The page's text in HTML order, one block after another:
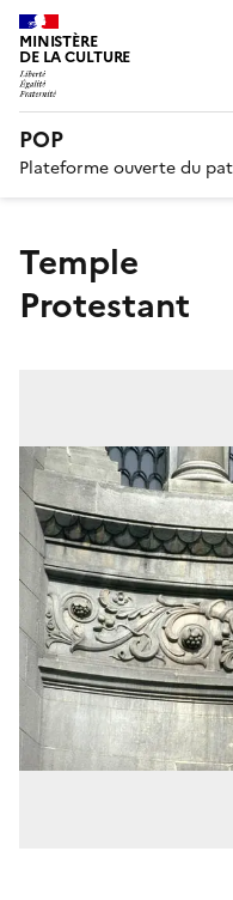
MINISTÈRE
DE LA CULTURE
POP
Plateforme ouverte du
Temple
Protestant